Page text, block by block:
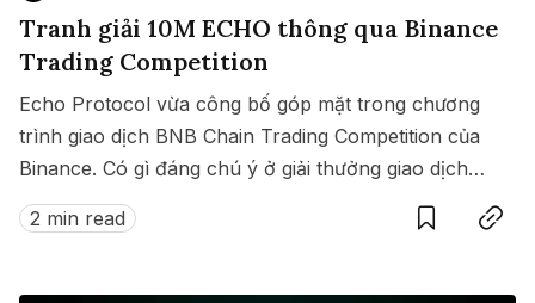
Tranh giải 10M ECHO thông qua Binance
Trading Competition
Echo Protocol vừa công bố góp mặt trong chương
trình giao dịch BNB Chain Trading Competition của
Binance. Có gì đáng chú ý ở giải thưởng giao dịch
này?
2 min read
SaveCopy link